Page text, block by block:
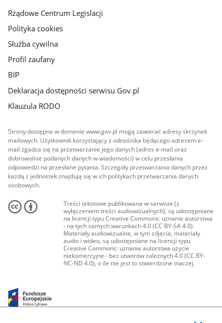
Rządowe Centrum Legislacji
Polityka cookies
Służba cywilna
Profil zaufany
BIP
Deklaracja dostępności serwisu Gov.pl
Klauzula RODO
Strony dostępne w domenie www.gov.pl mogą zawierać adresy skrzynek
mailowych. Użytkownik korzystający z odnośnika będącego adresem e-
mail zgadza się na przetwarzanie jego danych (adres e-mail oraz
dobrowolnie podanych danych w wiadomości) w celu przesłania
odpowiedzi na przesłane pytania. Szczegóły przetwarzania danych przez
każdą z jednostek znajdują się w ich politykach przetwarzania danych
osobowych.
Treści tekstowe publikowane w serwisie (z
wyłączeniem treści audiowizualnych), są udostępniane
na licencji typu Creative Commons: uznanie autorstwa
- na tych samych warunkach 4.0 (CC BY-SA 4.0).
Materiały audiowizualne, w tym zdjęcia, materiały
audio i wideo, są udostępniane na licencji typu
Creative Commons: uznanie autorstwa użycie
niekomercyjne - bez utworów zależnych 4.0 (CC BY-
NC-ND 4.0), o ile nie jest to stwierdzone inaczej.